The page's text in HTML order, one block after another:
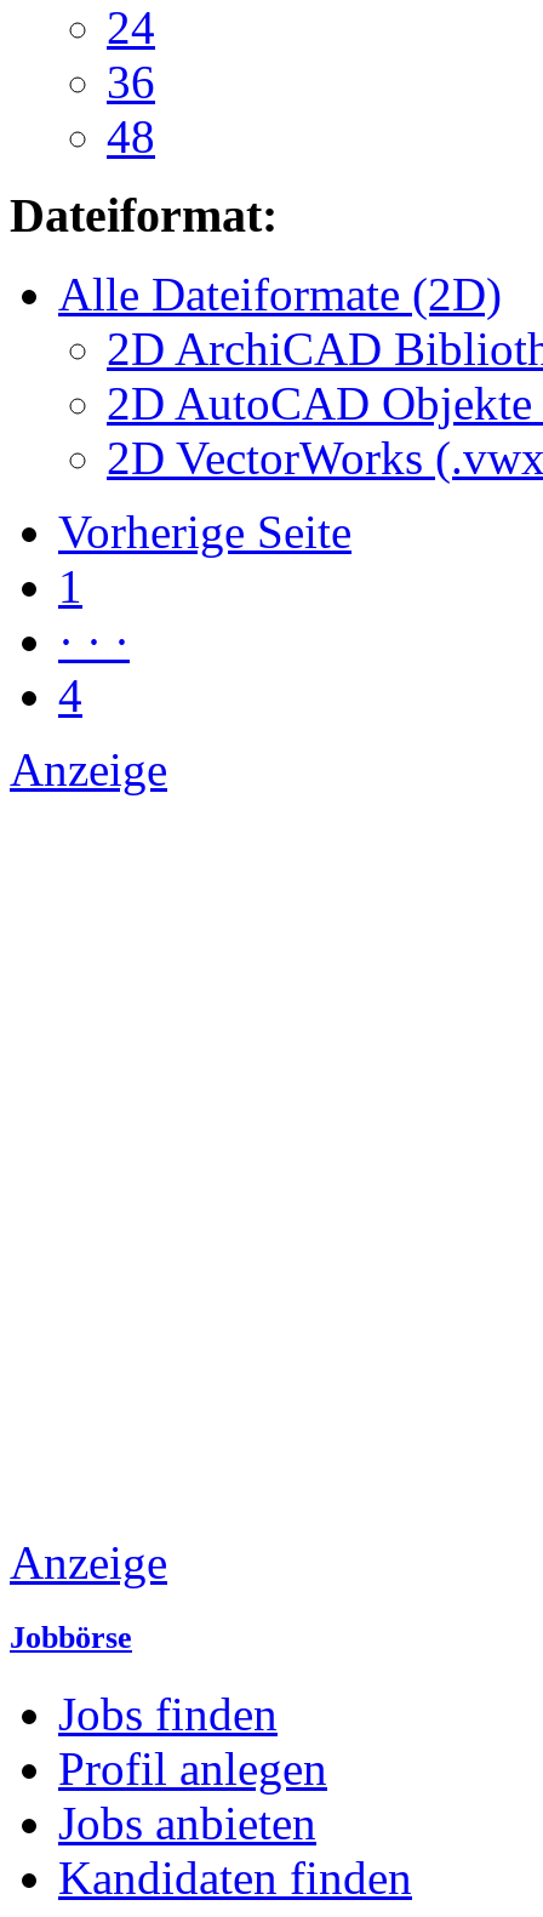
24
36
48
Dateiformat:
Alle Dateiformate (2D)
2D ArchiCAD
2D AutoCAD
2D VectorWorks
Vorherige Seite
1
· · ·
4
Anzeige
Anzeige
Jobbörse
Jobs finden
Profil anlegen
Jobs anbieten
Kandidaten finden